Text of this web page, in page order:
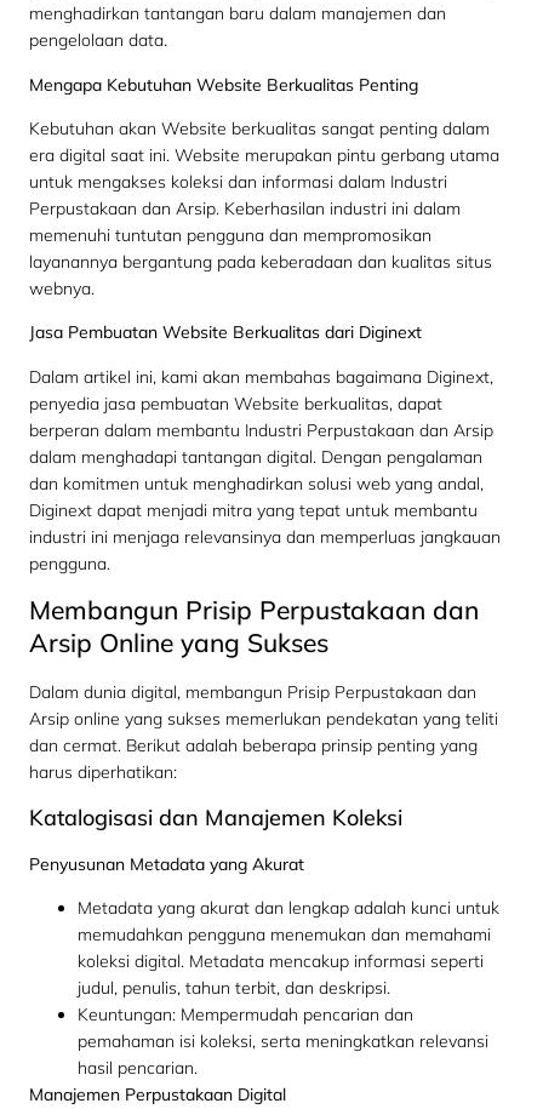
menghadirkan tantangan baru dalam manajemen dan
pengelolaan data.
Mengapa Kebutuhan Website Berkualitas Penting
Kebutuhan akan Website berkualitas sangat penting dalam
era digital saat ini. Website merupakan pintu gerbang utama
untuk mengakses koleksi dan informasi dalam Industri
Perpustakaan dan Arsip. Keberhasilan industri ini dalam
memenuhi tuntutan pengguna dan mempromosikan
layanannya bergantung pada keberadaan dan kualitas situs
webnya.
Jasa Pembuatan Website Berkualitas dari Diginext
Dalam artikel ini, kami akan membahas bagaimana Diginext,
penyedia jasa pembuatan Website berkualitas, dapat
berperan dalam membantu Industri Perpustakaan dan Arsip
dalam menghadapi tantangan digital. Dengan pengalaman
dan komitmen untuk menghadirkan solusi web yang andal,
Diginext dapat menjadi mitra yang tepat untuk membantu
industri ini menjaga relevansinya dan memperluas jangkauan
pengguna.
Membangun Prisip Perpustakaan dan
Arsip Online yang Sukses
Dalam dunia digital, membangun Prisip Perpustakaan dan
Arsip online yang sukses memerlukan pendekatan yang teliti
dan cermat. Berikut adalah beberapa prinsip penting yang
harus diperhatikan:
Katalogisasi dan Manajemen Koleksi
Penyusunan Metadata yang Akurat
Metadata yang akurat dan lengkap adalah kunci untuk
memudahkan pengguna menemukan dan memahami
koleksi digital. Metadata mencakup informasi seperti
judul, penulis, tahun terbit, dan deskripsi.
Keuntungan: Mempermudah pencarian dan
pemahaman isi koleksi, serta meningkatkan relevansi
hasil pencarian.
Manajemen Perpustakaan Digital